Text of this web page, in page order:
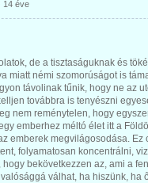
14 éve
de a tisztaságuknak és
miatt némi szomorúságot is
távolinak tűnik, hogy ne az
továbbra is tenyészni
nem reménytelen, hogy
emberhez méltó élet itt a
emberek megvilágosodása. Ez
folyamatosan koncentrálni,
hogy bekövetkezzen az, ami a
válhat, ha hiszünk, ha